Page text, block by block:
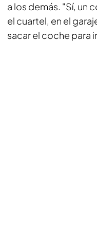
a los demás. "Sí, un
el cuartel, en el
sacar el coche para